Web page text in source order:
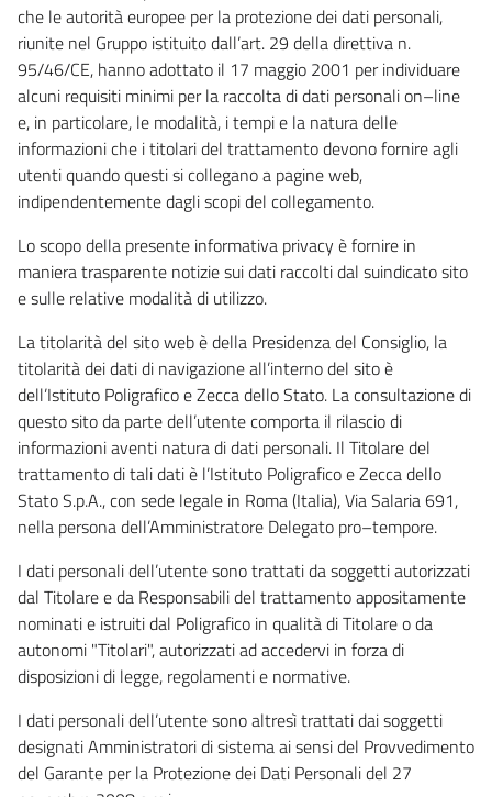
che le autorità europee per la protezione dei dati personali,
riunite nel Gruppo istituito dall’art. 29 della direttiva n.
95/46/CE, hanno adottato il 17 maggio 2001 per individuare
alcuni requisiti minimi per la raccolta di dati personali on–line
e, in particolare, le modalità, i tempi e la natura delle
informazioni che i titolari del trattamento devono fornire agli
utenti quando questi si collegano a pagine web,
indipendentemente dagli scopi del collegamento.
Lo scopo della presente informativa privacy è fornire in
maniera trasparente notizie sui dati raccolti dal suindicato sito
e sulle relative modalità di utilizzo.
La titolarità del sito web è della Presidenza del Consiglio, la
titolarità dei dati di navigazione all’interno del sito è
dell’Istituto Poligrafico e Zecca dello Stato. La consultazione di
questo sito da parte dell’utente comporta il rilascio di
informazioni aventi natura di dati personali. Il Titolare del
trattamento di tali dati è l’Istituto Poligrafico e Zecca dello
Stato S.p.A., con sede legale in Roma (Italia), Via Salaria 691,
nella persona dell’Amministratore Delegato pro–tempore.
I dati personali dell’utente sono trattati da soggetti autorizzati
dal Titolare e da Responsabili del trattamento appositamente
nominati e istruiti dal Poligrafico in qualità di Titolare o da
autonomi "Titolari", autorizzati ad accedervi in forza di
disposizioni di legge, regolamenti e normative.
I dati personali dell’utente sono altresì trattati dai soggetti
designati Amministratori di sistema ai sensi del Provvedimento
del Garante per la Protezione dei Dati Personali del 27